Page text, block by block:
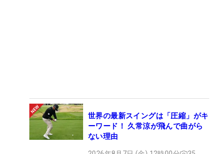
世界の最新スイングは「圧縮」がキ
ーワード！ 久常涼が飛んで曲がら
ない理由